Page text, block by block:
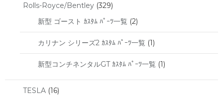
Rolls-Royce/Bentley (329)
新型 ゴースト ｶｽﾀﾑ ﾊﾟｰﾂ一覧 (2)
カリナン シリーズ2 ｶｽﾀﾑ ﾊﾟｰﾂ一覧 (1)
新型コンチネンタルGT ｶｽﾀﾑ ﾊﾟｰﾂ一覧 (1)
TESLA (16)